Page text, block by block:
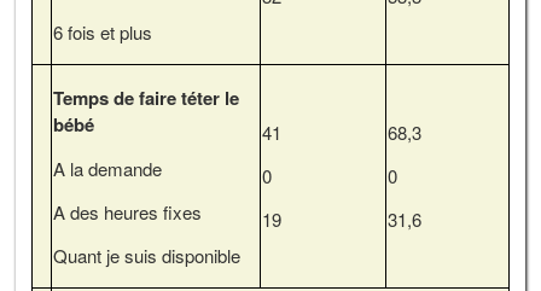
6 fois et plus
Temps de faire téter le
bébé
A la demande
A des heures fixes
Quant je suis disponible
41
0
19
68,3
0
31,6